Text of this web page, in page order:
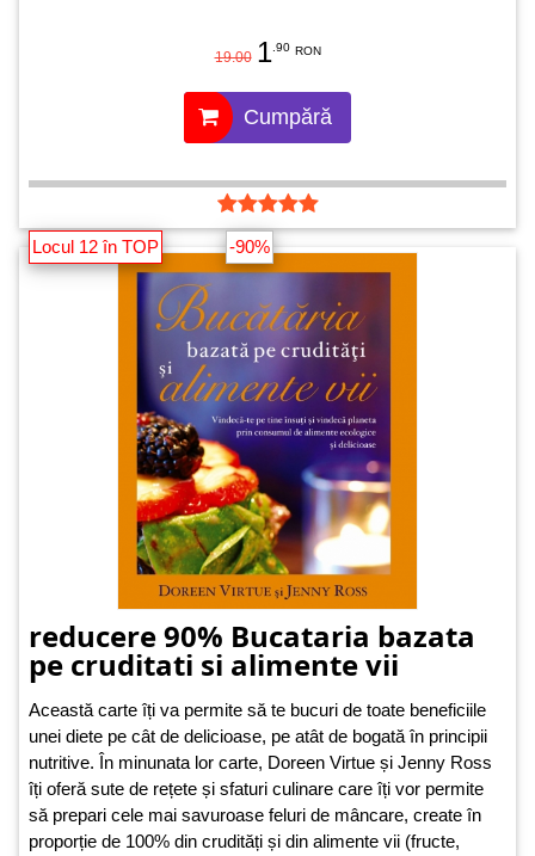
19.00 1 .90 RON
Cumpără
-90%
Locul 12 în TOP
reducere 90% Bucataria bazata
pe cruditati si alimente vii
Această carte îți va permite să te bucuri de toate beneficiile
unei diete pe cât de delicioase, pe atât de bogată în principii
nutritive. În minunata lor carte, Doreen Virtue și Jenny Ross
îți oferă sute de rețete și sfaturi culinare care îți vor permite
să prepari cele mai savuroase feluri de mâncare, create în
proporție de 100% din crudități și din alimente vii (fructe,